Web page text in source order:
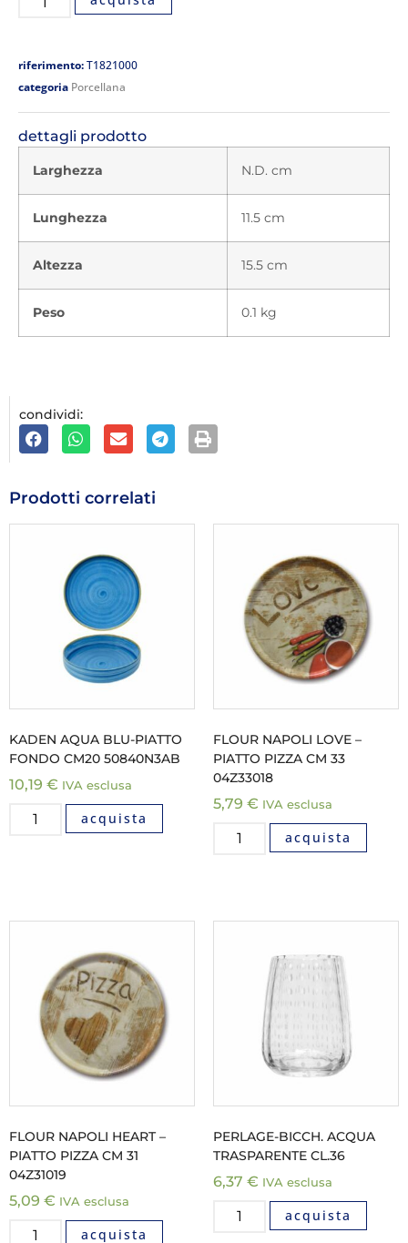
riferimento:T1821000
categoria Porcellana
dettagli prodotto
Larghezza N.D. cm
Lunghezza 11.5 cm
Altezza 15.5 cm
Peso 0.1 kg
condividi:
Prodotti correlati
KADEN AQUA BLU-PIATTO
FONDO CM20 50840N3AB
10,19 € IVA esclusa
acquista
FLOUR NAPOLI LOVE –
PIATTO PIZZA CM 33
04Z33018
5,79 € IVA esclusa
acquista
FLOUR NAPOLI HEART –
PIATTO PIZZA CM 31
04Z31019
5,09 € IVA esclusa
acquista
PERLAGE-BICCH. ACQUA
TRASPARENTE CL.36
6,37 € IVA esclusa
acquista